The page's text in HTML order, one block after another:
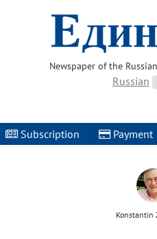
Newspaper of the
Russian
Subscription | Payment
Konstantin